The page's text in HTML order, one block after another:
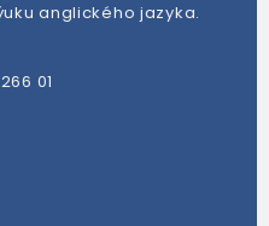
anglického jazyka.
01